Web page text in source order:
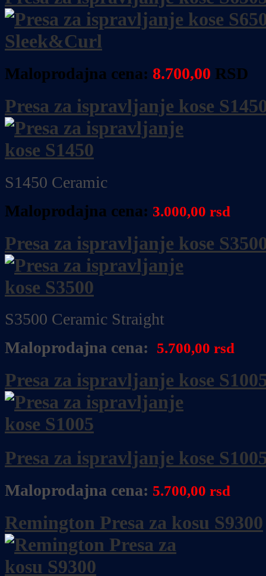
Maloprodajna cena: 8.700,00 RSD
Presa za ispravljanje kose
S1450 Ceramic
Maloprodajna cena: 3.000,00 rsd
Presa za ispravljanje kose
S3500 Ceramic Straight
Maloprodajna cena:
5.700,00 rsd
Presa za ispravljanje kose
Presa za ispravljanje kose
Maloprodajna cena: 5.700,00 rsd
Remington Presa za kosu S9300